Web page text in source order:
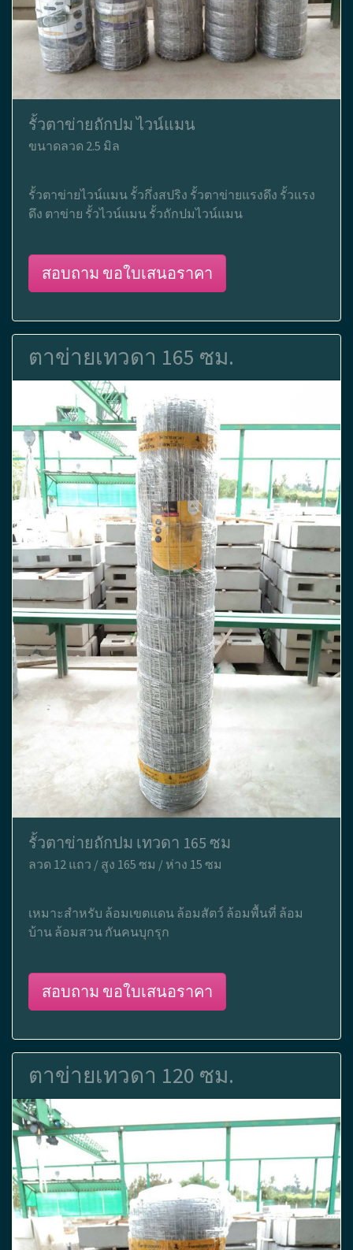
รั้วตาข่ายถักปม ไวน์แมน
ขนาดลวด 2.5 มิล
รั้วตาข่ายไวน์แมน รั้วกึ่งสปริง รั้วตาข่ายแรงดึง รั้วแรง
ดึง ตาข่าย รั้วไวน์แมน รั้วถักปมไวน์แมน
สอบถาม ขอใบเสนอราคา
ตาข่ายเทวดา 165 ซม.
รั้วตาข่ายถักปม เทวดา 165 ซม
ลวด 12 แถว / สูง 165 ซม / ห่าง 15 ซม
เหมาะสำหรับ ล้อมเขตแดน ล้อมสัตว์ ล้อมพื้นที่ ล้อม
บ้าน ล้อมสวน กันคนบุกรุก
สอบถาม ขอใบเสนอราคา
ตาข่ายเทวดา 120 ซม.